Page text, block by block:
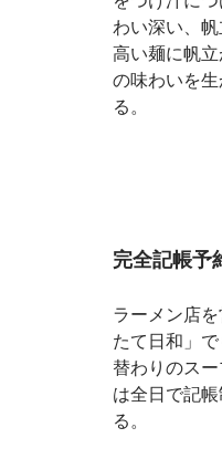
わい深い、
高い麺に帆
の味わいを
る。
完全記帳予
ラーメン店
たて日和」
替わりのス
は全日で記
る。